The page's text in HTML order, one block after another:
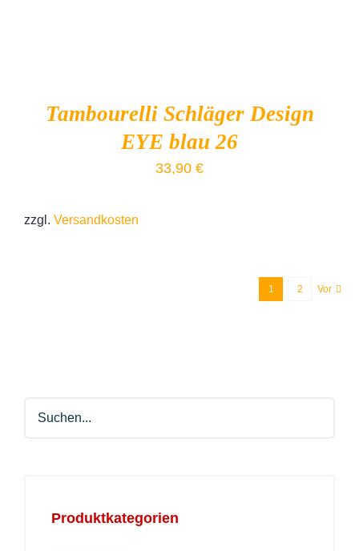
Tambourelli Schläger Design
EYE blau 26
33,90 €
zzgl. Versandkosten
1 2 Vor
Produktkategorien